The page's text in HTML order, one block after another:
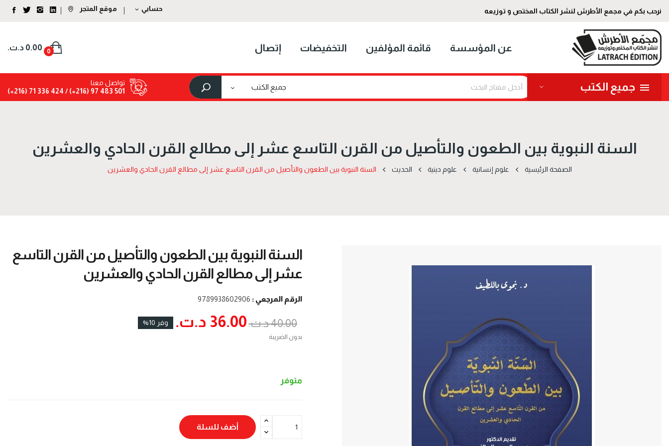
حسابي expand_more موقع المتجر نرحب بكم في مجمع الأطرش لنشر الكتاب المختص و توزيعه
عن المؤسسة قائمة المؤلفين التخفيضات إتصال 0 0.00 د.ت.‏
جميع الكتب
تواصل معنا
501 483 97 (216+) /
424 336 71 (216+)
السنة النبوية بين الطعون والتأصيل من القرن التاسع عشر إلى مطالع القرن الحادي والعشرين
الصفحة الرئيسية علوم إنسانية علوم دينية الحدیث السنة النبوية بين الطعون والتأصيل من القرن التاسع عشر إلى مطالع القرن الحادي والعشرين
السنة النبوية بين الطعون والتأصيل من القرن التاسع
عشر إلى مطالع القرن الحادي والعشرين
الرقم المرجعي : 9789938602906
40.00 د.ت.‏ 36.00 د.ت.‏ وفر 10%
بدون الضريبة
متوفر
أضف للسلة